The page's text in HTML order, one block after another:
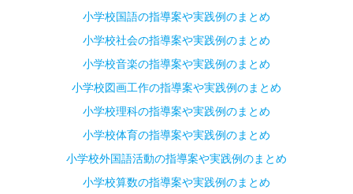
小学校国語の指導案や実践例のまとめ
小学校社会の指導案や実践例のまとめ
小学校音楽の指導案や実践例のまとめ
小学校図画工作の指導案や実践例のまとめ
小学校理科の指導案や実践例のまとめ
小学校体育の指導案や実践例のまとめ
小学校外国語活動の指導案や実践例のまとめ
小学校算数の指導案や実践例のまとめ